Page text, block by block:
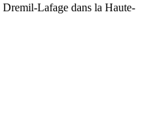
Dremil-Lafage dans la Haute-